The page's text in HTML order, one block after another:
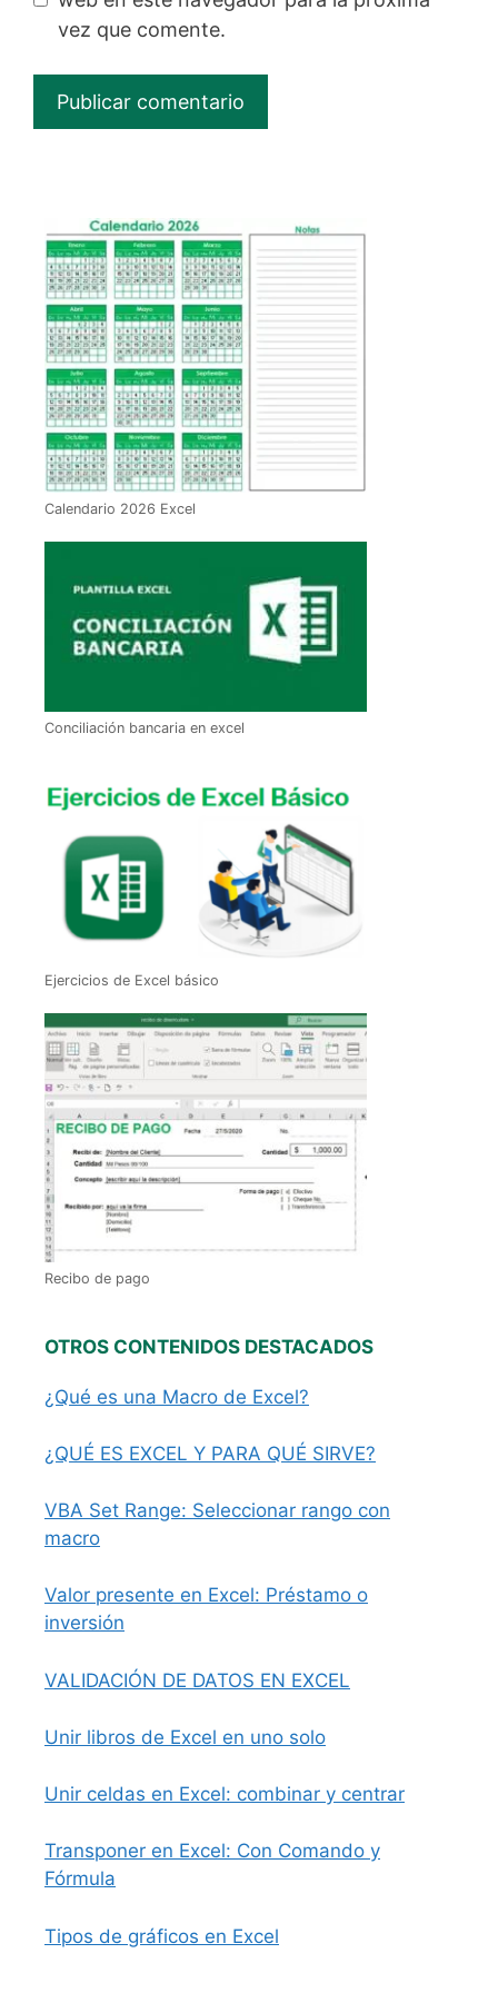
vez que comente.
Calendario 2026 Excel
Conciliación bancaria en excel
Ejercicios de Excel básico
Recibo de pago
OTROS CONTENIDOS DESTACADOS
¿Qué es una Macro de Excel?
¿QUÉ ES EXCEL Y PARA QUÉ SIRVE?
VBA Set Range: Seleccionar rango con
macro
Valor presente en Excel: Préstamo o
inversión
VALIDACIÓN DE DATOS EN EXCEL
Unir libros de Excel en uno solo
Unir celdas en Excel: combinar y centrar
Transponer en Excel: Con Comando y
Fórmula
Tipos de gráficos en Excel